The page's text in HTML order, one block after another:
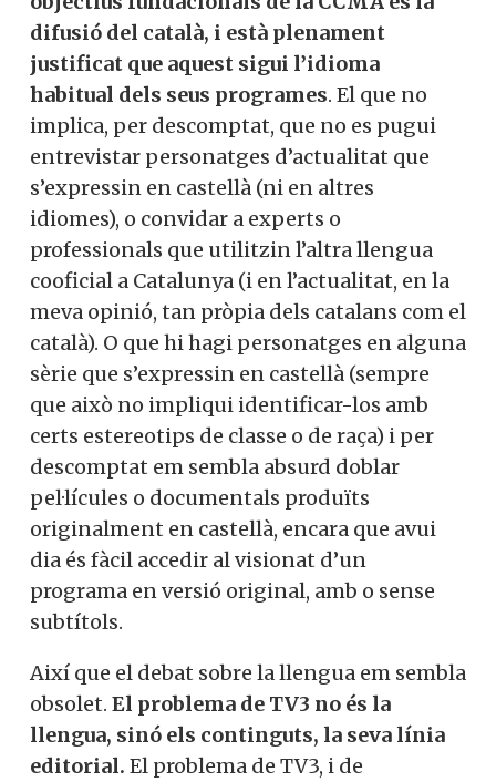
difusió del català, i està plenament
justificat que aquest sigui l’idioma
habitual dels seus programes. El que no
implica, per descomptat, que no es pugui
entrevistar personatges d’actualitat que
s’expressin en castellà (ni en altres
idiomes), o convidar a experts o
professionals que utilitzin l’altra llengua
cooficial a Catalunya (i en l’actualitat, en la
meva opinió, tan pròpia dels catalans com el
català). O que hi hagi personatges en alguna
sèrie que s’expressin en castellà (sempre
que això no impliqui identificar-los amb
certs estereotips de classe o de raça) i per
descomptat em sembla absurd doblar
pel·lícules o documentals produïts
originalment en castellà, encara que avui
dia és fàcil accedir al visionat d’un
programa en versió original, amb o sense
subtítols.
Així que el debat sobre la llengua em sembla
obsolet. El problema de TV3 no és la
llengua, sinó els continguts, la seva línia
editorial. El problema de TV3, i de